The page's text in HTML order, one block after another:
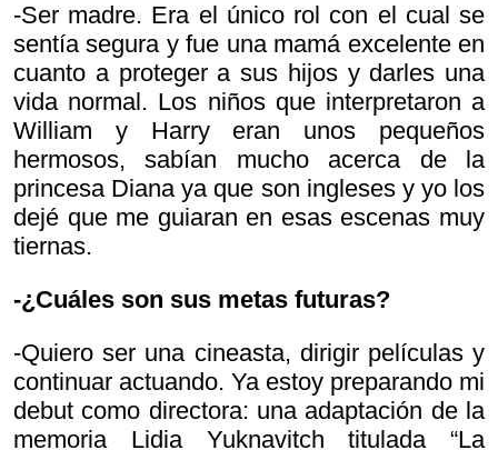
-Ser madre. Era el único rol con el cual se
sentía segura y fue una mamá excelente en
cuanto a proteger a sus hijos y darles una
vida normal. Los niños que interpretaron a
William y Harry eran unos pequeños
hermosos, sabían mucho acerca de la
princesa Diana ya que son ingleses y yo los
dejé que me guiaran en esas escenas muy
tiernas.
-¿Cuáles son sus metas futuras?
-Quiero ser una cineasta, dirigir películas y
continuar actuando. Ya estoy preparando mi
debut como directora: una adaptación de la
memoria Lidia Yuknavitch titulada “La